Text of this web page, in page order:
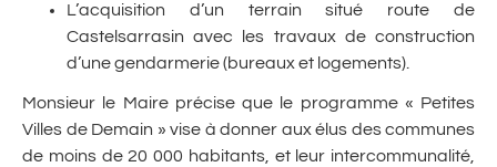
L’acquisition d’un terrain situé route de
Castelsarrasin avec les travaux de construction
d’une gendarmerie (bureaux et logements).
Monsieur le Maire précise que le programme « Petites
Villes de Demain » vise à donner aux élus des communes
de moins de 20 000 habitants, et leur intercommunalité,